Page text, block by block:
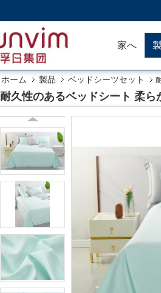
家へ
ホーム 製品 ベッドシーツセット
耐久性のあるベッドシート 柔ら